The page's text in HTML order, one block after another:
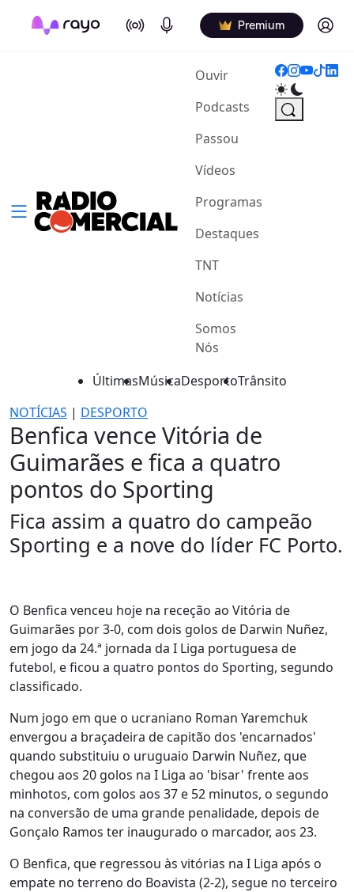
On Air Podcasts Premium Log in
Ouvir(current)
Podcasts
Passou
Vídeos
Programas
Destaques
TNT
Notícias
Somos
Nós
ÚltimasMúsicaDesportoTrânsito
NOTÍCIAS | DESPORTO
Benfica vence Vitória de
Guimarães e fica a quatro
pontos do Sporting
Fica assim a quatro do campeão
Sporting e a nove do líder FC Porto.
O Benfica venceu hoje na receção ao Vitória de
Guimarães por 3-0, com dois golos de Darwin Nuñez,
em jogo da 24.ª jornada da I Liga portuguesa de
futebol, e ficou a quatro pontos do Sporting, segundo
classificado.
Num jogo em que o ucraniano Roman Yaremchuk
envergou a braçadeira de capitão dos 'encarnados'
quando substituiu o uruguaio Darwin Nuñez, que
chegou aos 20 golos na I Liga ao 'bisar' frente aos
minhotos, com golos aos 37 e 52 minutos, o segundo
na conversão de uma grande penalidade, depois de
Gonçalo Ramos ter inaugurado o marcador, aos 23.
O Benfica, que regressou às vitórias na I Liga após o
empate no terreno do Boavista (2-2), segue no terceiro